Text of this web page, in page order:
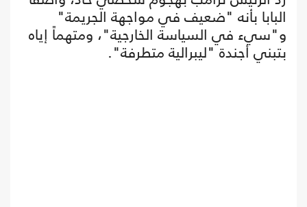
البابا بأنه "ضعيف في مواجهة الجريمة"
و"سيء في السياسة الخارجية"، ومتهماً إياه
بتبني أجندة "ليبرالية متطرفة".